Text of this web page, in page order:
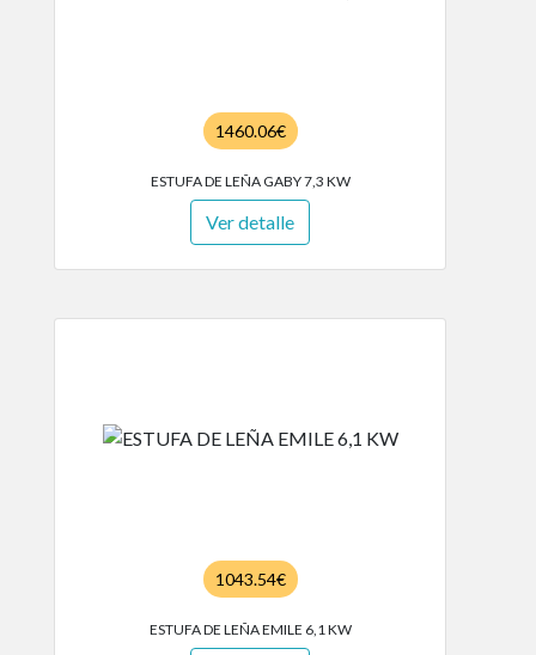
1460.06€
ESTUFA DE LEÑA GABY 7,3 KW
Ver detalle
1043.54€
ESTUFA DE LEÑA EMILE 6,1 KW